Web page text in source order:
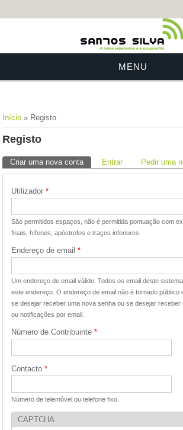
MENU
Está aqui
Início » Registo
Registo
Separadores primários
Criar uma nova conta (separador ativo)
Entrar Pedir uma
Utilizador *
São permitidos espaços, não é permitida pontuação com
finais, hífenes, apóstrofos e traços inferiores.
Endereço de email *
Um endereço de email válido. Todos os email deste
este endereço. O endereço de email não é tornado público
se desejar receber uma nova senha ou se desejar receber
ou notificações por email.
Número de Contribuinte *
Contacto *
Número de telemóvel ou telefone fixo.
CAPTCHA